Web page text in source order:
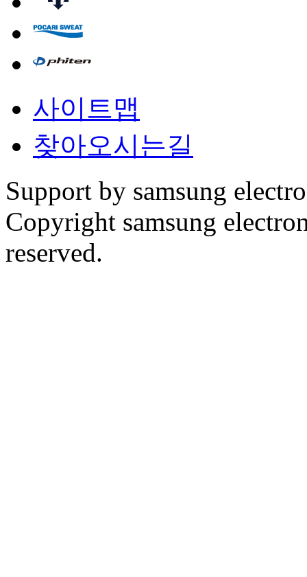
사이트맵
찾아오시는길
Support by samsung
Copyright samsung
reserved.